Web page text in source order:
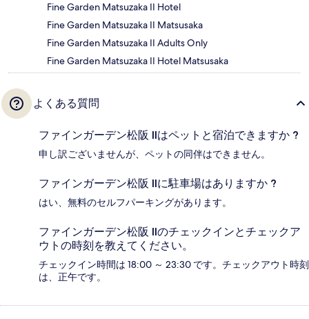
Fine Garden Matsuzaka II Hotel
Fine Garden Matsuzaka II Matsusaka
Fine Garden Matsuzaka II Adults Only
Fine Garden Matsuzaka II Hotel Matsusaka
よくある質問
ファインガーデン松阪 IIはペットと宿泊できますか ?
申し訳ございませんが、ペットの同伴はできません。
ファインガーデン松阪 IIに駐車場はありますか ?
はい、無料のセルフパーキングがあります。
ファインガーデン松阪 IIのチェックインとチェックア
ウトの時刻を教えてください。
チェックイン時間は 18:00 ～ 23:30 です。チェックアウト時刻
は、正午です。